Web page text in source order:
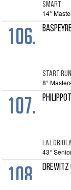
SMART
14°
106.
START
8°
107.
LA
43°
108. DREWITZ